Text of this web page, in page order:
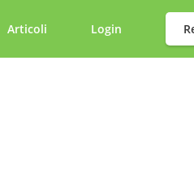
Articoli Login